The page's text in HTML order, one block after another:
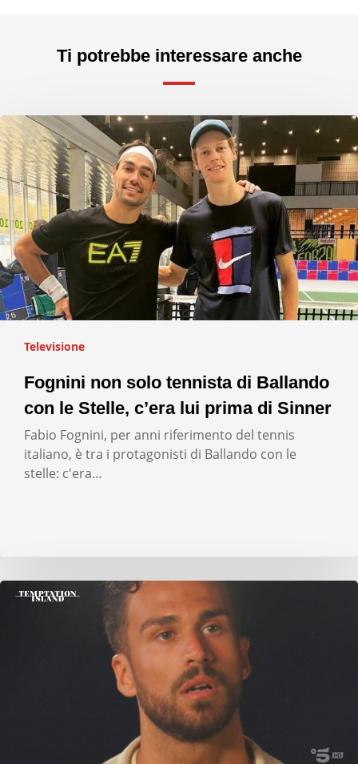
Ti potrebbe interessare anche
Televisione
Fognini non solo tennista di Ballando
con le Stelle, c’era lui prima di Sinner
Fabio Fognini, per anni riferimento del tennis
italiano, è tra i protagonisti di Ballando con le
stelle: c'era…